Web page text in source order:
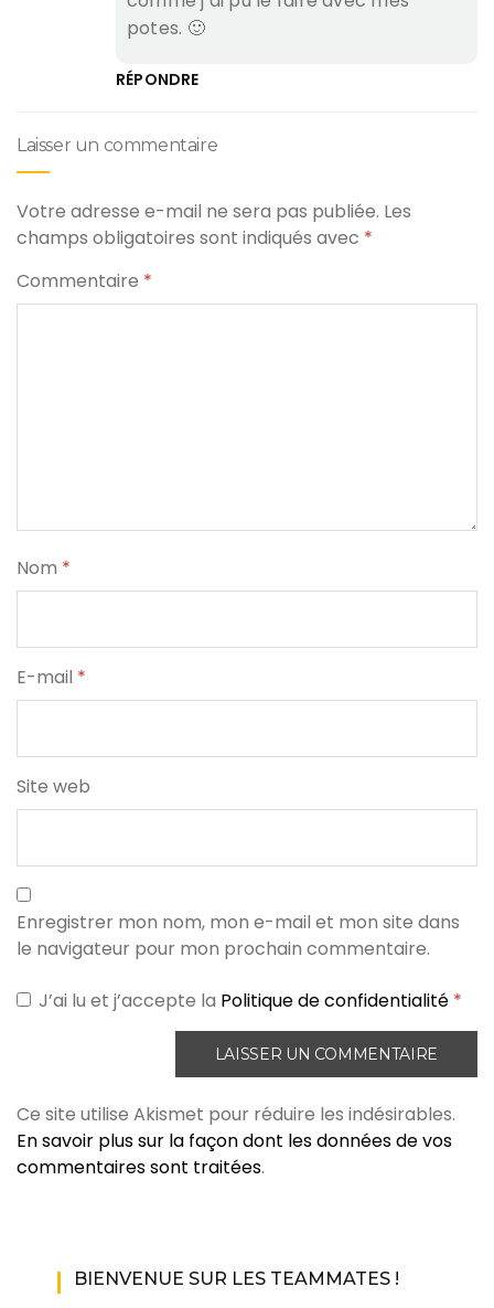
potes. 🙂
RÉPONDRE
Laisser un commentaire
Votre adresse e-mail ne sera pas publiée. Les
champs obligatoires sont indiqués avec *
Commentaire *
Nom *
E-mail *
Site web
Enregistrer mon nom, mon e-mail et mon site dans
le navigateur pour mon prochain commentaire.
J’ai lu et j’accepte la Politique de confidentialité *
Ce site utilise Akismet pour réduire les indésirables.
En savoir plus sur la façon dont les données de vos
commentaires sont traitées.
BIENVENUE SUR LES TEAMMATES !